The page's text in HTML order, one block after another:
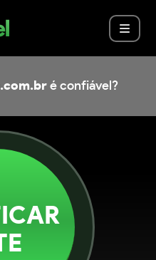
é confiável?